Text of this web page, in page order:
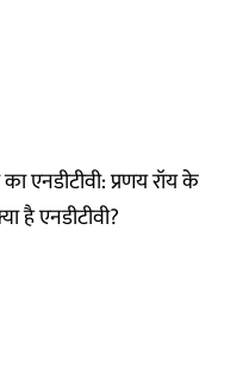
एनडीटीवी: प्रणय रॉय के
है एनडीटीवी?